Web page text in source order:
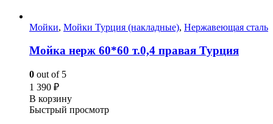
Мойки, Мойки Турция (накладные), Нержавеющая сталь
Мойка нерж 60*60 т.0,4 правая Турция
0 out of 5
1 390 ₽
В корзину
Быстрый просмотр